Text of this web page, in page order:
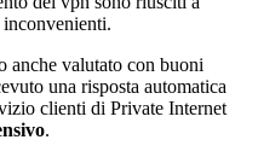
inconvenienti.
anche valutato con buoni
una risposta automatica
clienti di Private Internet
.